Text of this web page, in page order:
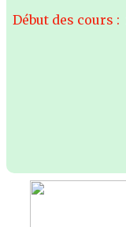
Début des cours :